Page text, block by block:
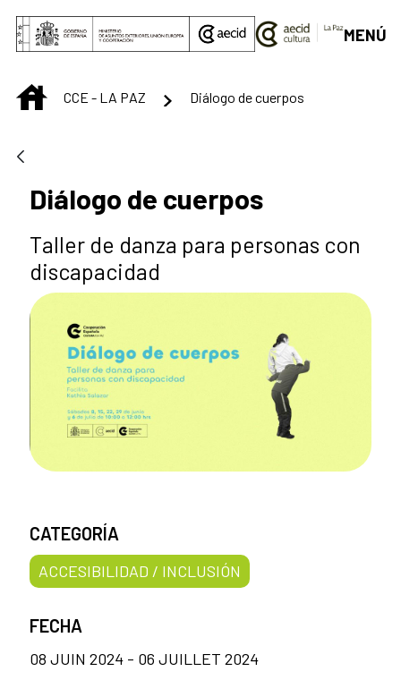
Saut au contenu principal
MENÚ
INICIOCCE - LA PAZ Diálogo de cuerpos
Diálogo de cuerpos
Taller de danza para personas con
discapacidad
CATEGORÍA
ACCESIBILIDAD / INCLUSIÓN
FECHA
08 JUIN 2024 - 06 JUILLET 2024